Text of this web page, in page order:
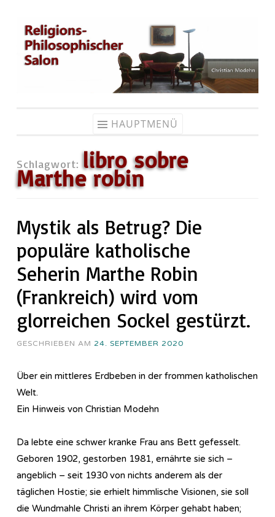
Zum
Inhalt
springen
HAUPTMENÜ
Schlagwort: libro sobre
Marthe robin
Mystik als Betrug? Die
populäre katholische
Seherin Marthe Robin
(Frankreich) wird vom
glorreichen Sockel gestürzt.
GESCHRIEBEN AM 24. SEPTEMBER 2020
Über ein mittleres Erdbeben in der frommen katholischen
Welt.
Ein Hinweis von Christian Modehn
Da lebte eine schwer kranke Frau ans Bett gefesselt.
Geboren 1902, gestorben 1981, ernährte sie sich –
angeblich – seit 1930 von nichts anderem als der
täglichen Hostie; sie erhielt himmlische Visionen, sie soll
die Wundmahle Christi an ihrem Körper gehabt haben;